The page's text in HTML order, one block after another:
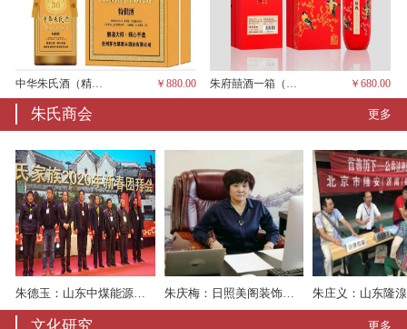
中华朱氏酒（精品、一箱6瓶，茅台酱香） ￥880.00 朱府囍酒一箱（六瓶、茅台酱香） ￥680.00
朱氏商会 更多
朱德玉：山东中煤能源机械有限责任公司 朱庆梅：日照美阁装饰工程有限公司
更多